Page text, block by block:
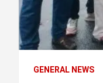
GENERAL NEWS